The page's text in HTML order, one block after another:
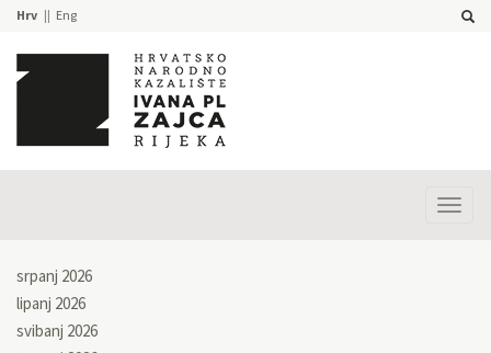
Hrv Eng
srpanj 2026
lipanj 2026
svibanj 2026